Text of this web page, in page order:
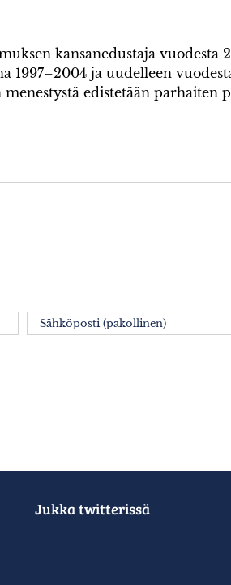
kansanedustaja vuodesta
1997–2004 ja uudelleen
edistetään parhaiten
Jukka twitterissä